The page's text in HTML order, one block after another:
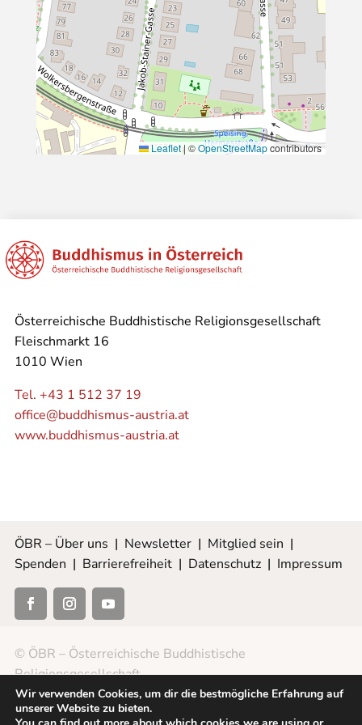
Leaflet| ©OpenStreetMapcontributors
Österreichische Buddhistische Religionsgesellschaft
Fleischmarkt 16
1010 Wien
Tel. +43 1 512 37 19
office@buddhismus-austria.at
www.buddhismus-austria.at
ÖBR – Über uns | Newsletter| Mitglied sein |
Spenden | Barrierefreiheit| Datenschutz| Impressum
© ÖBR – Österreichische Buddhistische
Religionsgesellschaft
Wir verwenden Cookies, um dir die bestmögliche Erfahrung auf
unserer Website zu bieten.